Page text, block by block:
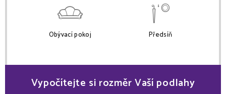
Obývací pokoj Předsíň
Vypočítejte si rozměr Vaší podlahy